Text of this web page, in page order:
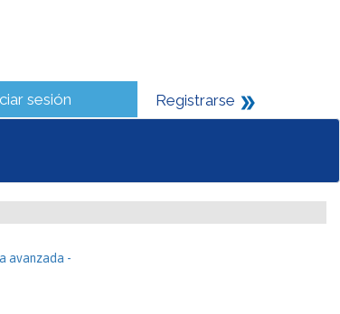
sesión Registrarse
avanzada -